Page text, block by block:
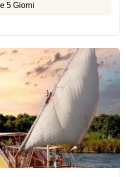
5 Giorni